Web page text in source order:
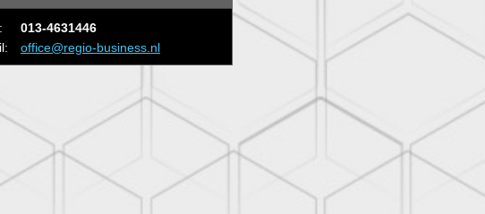
013-4631446
office@regio-business.nl